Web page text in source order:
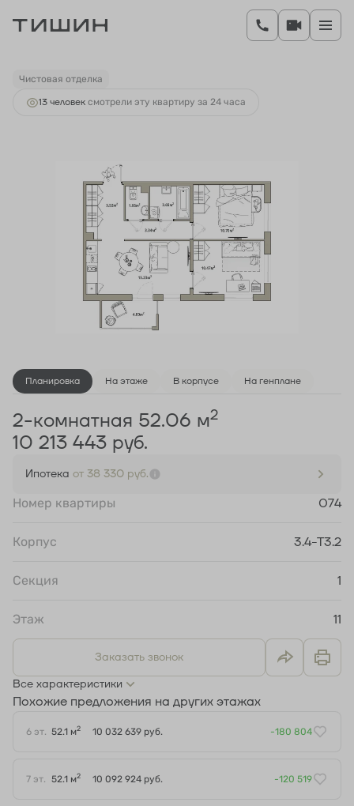
2-комнатная52.06 м 10 213 443 руб.
Ипотекаот 38 330 руб.
Чистовая отделка
13 человек смотрели эту квартиру за 24 часа
Планировка На этаже В корпусе На генплане
2-комнатная 52.06 м2
10 213 443 руб.
Ипотека от 38 330 руб.
Номер квартиры 074
Корпус 3.4-Т3.2
Секция 1
Этаж 11
Заказать звонок
Все характеристики
Похожие предложения на других этажах
6 эт. 52.1 м2 10 032 639 руб. -180 804
7 эт. 52.1 м2 10 092 924 руб. -120 519